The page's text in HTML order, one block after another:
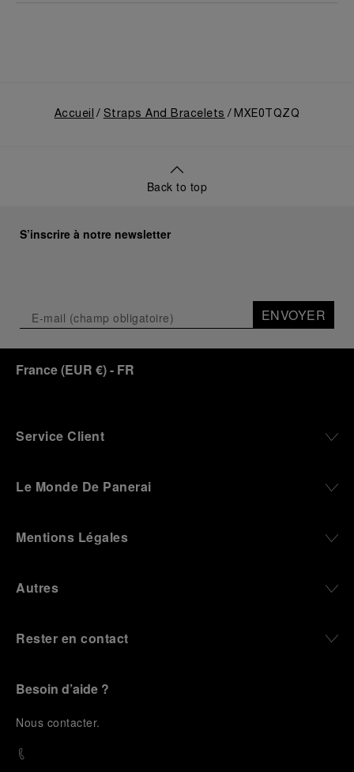
Accueil Straps And Bracelets MXE0TQZQ
Back to top
S’inscrire à notre newsletter
ENVOYER
France(EUR €)- FR
Service Client
Le Monde De Panerai
Mentions Légales
Autres
Rester en contact
Besoin d’aide ?
Nous contacter.